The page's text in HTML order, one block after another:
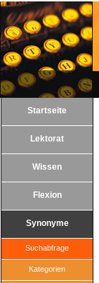
Startseite
Lektorat
Wissen
Flexion
Synonyme
Suchabfrage
Kategorien